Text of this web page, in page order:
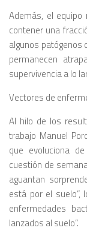
Además, el equipo
contener una
algunos patógenos
permanecen
supervivencia a lo
Vectores de
Al hilo de los
trabajo Manuel
que evoluciona
cuestión de
aguantan
está por el suelo”,
enfermedades
lanzados al suelo”.